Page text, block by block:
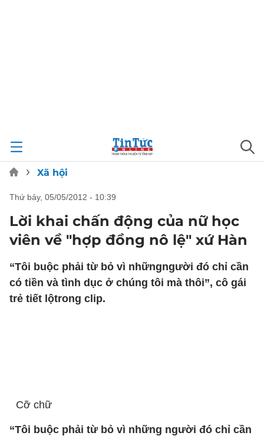
Xã hội
thứ bảy, 05/05/2012 - 10:39
Lời khai chấn động của nữ học
viên về "hợp đồng nô lệ" xứ Hàn
“Tôi buộc phải từ bỏ vì nhữngngười đó chỉ cần
có tiền và tình dục ở chúng tôi mà thôi”, cô gái
trẻ tiết lộtrong clip.
Cỡ chữ
“Tôi buộc phải từ bỏ vì những người đó chỉ cần